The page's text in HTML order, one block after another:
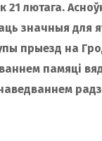
21 лютага.
значныя для
прыезд на
памяцi